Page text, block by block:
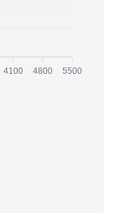
4100 4800 5500